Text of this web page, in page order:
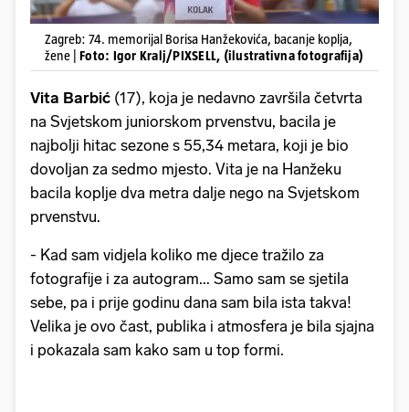
Zagreb: 74. memorijal Borisa Hanžekovića, bacanje koplja,
žene | Foto: Igor Kralj/PIXSELL, (ilustrativna fotografija)
Vita Barbić (17), koja je nedavno završila četvrta
na Svjetskom juniorskom prvenstvu, bacila je
najbolji hitac sezone s 55,34 metara, koji je bio
dovoljan za sedmo mjesto. Vita je na Hanžeku
bacila koplje dva metra dalje nego na Svjetskom
prvenstvu.
- Kad sam vidjela koliko me djece tražilo za
fotografije i za autogram... Samo sam se sjetila
sebe, pa i prije godinu dana sam bila ista takva!
Velika je ovo čast, publika i atmosfera je bila sjajna
i pokazala sam kako sam u top formi.